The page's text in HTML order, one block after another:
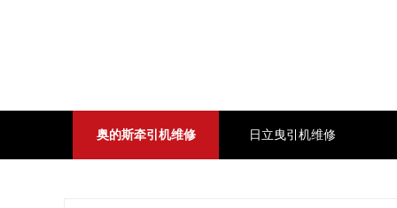
奥的斯牵引机维修 日立曳引机维修